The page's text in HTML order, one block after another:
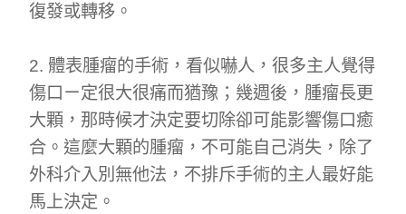
復發或轉移。
2. 體表腫瘤的手術，看似嚇人，很多主人覺得
傷口ㄧ定很大很痛而猶豫；幾週後，腫瘤長更
大顆，那時候才決定要切除卻可能影響傷口癒
合。這麼大顆的腫瘤，不可能自己消失，除了
外科介入別無他法，不排斥手術的主人最好能
馬上決定。